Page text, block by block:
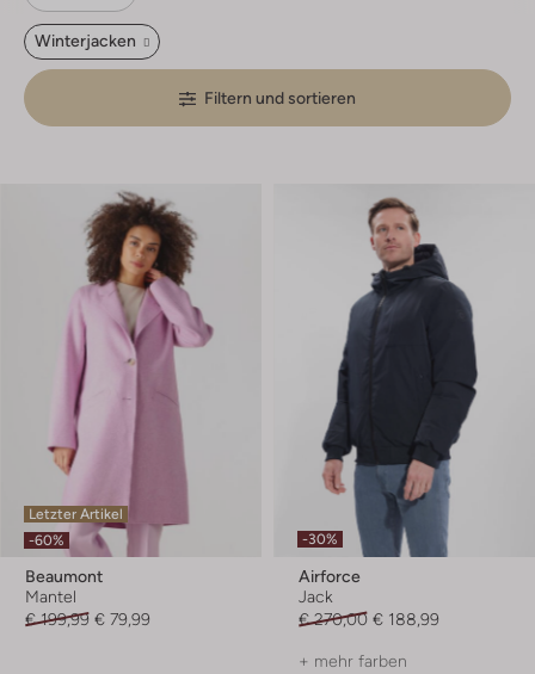
Winterjacken
Filtern und sortieren
Letzter Artikel
-60%
Beaumont
Mantel
€ 199,99 € 79,99
-30%
Airforce
Jack
€ 270,00 € 188,99
+ mehr farben